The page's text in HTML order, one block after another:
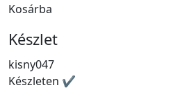
Kosárba
Készlet
kisny047
Készleten ✔